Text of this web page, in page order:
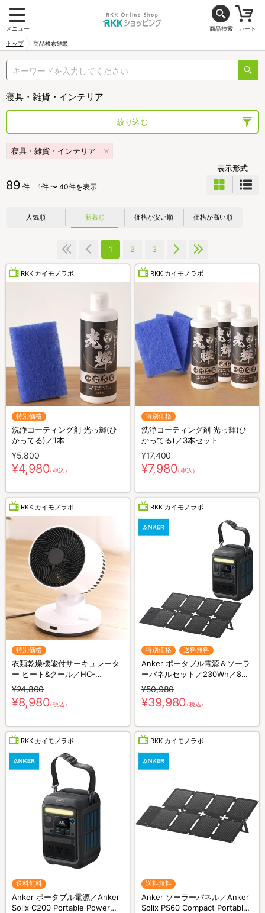
メニュー 商品検索 カート
トップ 商品検索結果
寝具・雑貨・インテリア
絞り込む
寝具・雑貨・インテリア
89 件 1件 〜 40件を表示
表示形式
人気順 新着順 価格が安い順 価格が高い順
1 2 3
RKK カイモノラボ
特別価格
洗浄コーティング剤 光っ輝(ひ
かってる)／1本
¥5,800
¥4,980（税込）
RKK カイモノラボ
特別価格
洗浄コーティング剤 光っ輝(ひ
かってる)／3本セット
¥17,400
¥7,980（税込）
RKK カイモノラボ
特別価格
衣類乾燥機能付サーキュレータ
ー ヒート&クール／HC-
T2494WH
¥24,800
¥8,980（税込）
RKK カイモノラボ
特別価格 送料無料
Anker ポータブル電源＆ソーラ
ーパネルセット／230Wh／8ポ
ート／防災グッズ／災害対策
¥50,980
¥39,980（税込）
RKK カイモノラボ
送料無料
Anker ポータブル電源／Anker
Solix C200 Portable Power
RKK カイモノラボ
送料無料
Anker ソーラーパネル／Anker
Solix PS60 Compact Portable